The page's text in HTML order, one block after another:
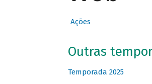
Ações
Outras
Temporada 2025